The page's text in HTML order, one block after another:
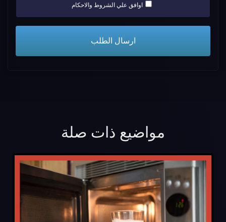
اوافق علي الشروط والاحكام
مواضيع ذات صلة